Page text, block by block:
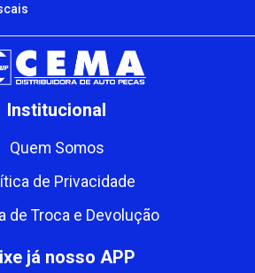
Institucional
Quem Somos
de Privacidade
de Troca e Devolução
já nosso APP